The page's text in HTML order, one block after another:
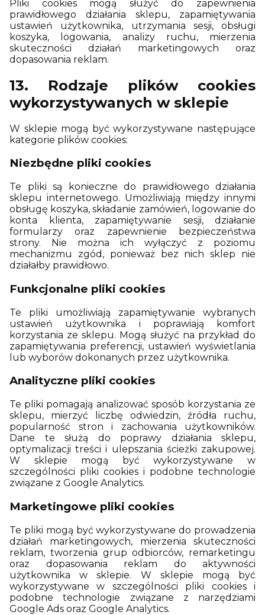
Pliki cookies mogą służyć do zapewnienia
prawidłowego działania sklepu, zapamiętywania
ustawień użytkownika, utrzymania sesji, obsługi
koszyka, logowania, analizy ruchu, mierzenia
skuteczności działań marketingowych oraz
dopasowania reklam.
13. Rodzaje plików cookies
wykorzystywanych w sklepie
W sklepie mogą być wykorzystywane następujące
kategorie plików cookies:
Niezbędne pliki cookies
Te pliki są konieczne do prawidłowego działania
sklepu internetowego. Umożliwiają między innymi
obsługę koszyka, składanie zamówień, logowanie do
konta klienta, zapamiętywanie sesji, działanie
formularzy oraz zapewnienie bezpieczeństwa
strony. Nie można ich wyłączyć z poziomu
mechanizmu zgód, ponieważ bez nich sklep nie
działałby prawidłowo.
Funkcjonalne pliki cookies
Te pliki umożliwiają zapamiętywanie wybranych
ustawień użytkownika i poprawiają komfort
korzystania ze sklepu. Mogą służyć na przykład do
zapamiętywania preferencji, ustawień wyświetlania
lub wyborów dokonanych przez użytkownika.
Analityczne pliki cookies
Te pliki pomagają analizować sposób korzystania ze
sklepu, mierzyć liczbę odwiedzin, źródła ruchu,
popularność stron i zachowania użytkowników.
Dane te służą do poprawy działania sklepu,
optymalizacji treści i ulepszania ścieżki zakupowej.
W sklepie mogą być wykorzystywane w
szczególności pliki cookies i podobne technologie
związane z Google Analytics.
Marketingowe pliki cookies
Te pliki mogą być wykorzystywane do prowadzenia
działań marketingowych, mierzenia skuteczności
reklam, tworzenia grup odbiorców, remarketingu
oraz dopasowania reklam do aktywności
użytkownika w sklepie. W sklepie mogą być
wykorzystywane w szczególności pliki cookies i
podobne technologie związane z narzędziami
Google Ads oraz Google Analytics.